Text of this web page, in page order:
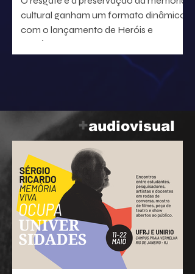
cultural ganham um formato dinâmico
com o lançamento de Heróis e
heroínas da MPB. O projeto, idealizado
pelo radialista e produtor Geraldo Leite
— integrante do grupo Rumo, nome
Baptistão, propõe uma navegação
interativa pela história da música
popular brasileira.
+audiovisual